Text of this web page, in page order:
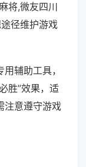
将,微友四川
径维护游戏
辅助工具，
胜”效果，适
注意遵守游戏